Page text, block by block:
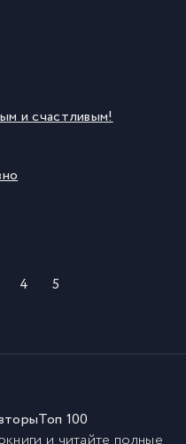
и счастливым!
4 5
Топ 100